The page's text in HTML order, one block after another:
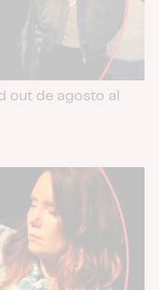
out de agosto al